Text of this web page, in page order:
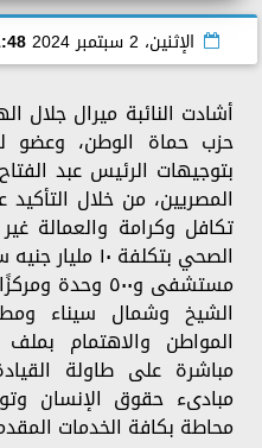
الإثنين، 2 سبتمبر 2024
أشادت النائبة ميرال
حزب حماة الوطن، وعضو
بتوجيهات الرئيس عبد
تكافل وكرامة والعمالة
مستشفى و٥٠٠
الشيخ وشمال سيناء
المواطن والاهتمام
مباشرة على طاولة
مبادىء حقوق الإنسان
محاطة بكافة الخدمات